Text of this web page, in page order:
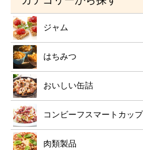
ジャム
はちみつ
おいしい缶詰
コンビーフスマートカップ
肉類製品